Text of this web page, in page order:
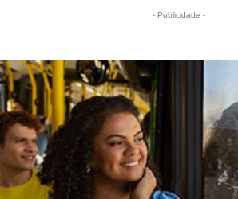
- Publicidade -